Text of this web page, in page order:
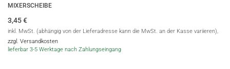
MIXERSCHEIBE
3,45€
inkl. MwSt. (abhängig von der Lieferadresse kann die MwSt. an der Kasse variieren),
zzgl. Versandkosten
lieferbar 3-5 Werktage nach Zahlungseingang